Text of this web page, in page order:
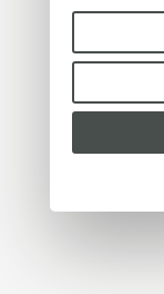
condividono
saperne di
policy.
Per favore,